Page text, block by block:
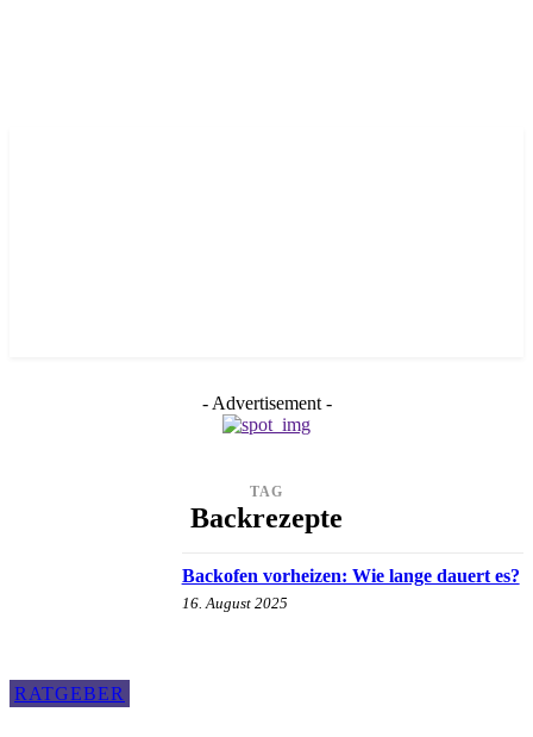
- Advertisement -
TAG
Backrezepte
RATGEBER
Backofen vorheizen: Wie lange dauert es?
16. August 2025